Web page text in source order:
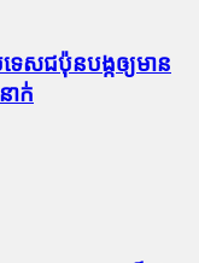
េសជប៉ុនបង្កឲ្យមាន
ាក់